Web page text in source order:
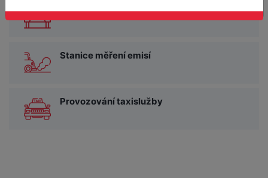
Místní komunikace
Stanice měření emisí
Provozování taxislužby